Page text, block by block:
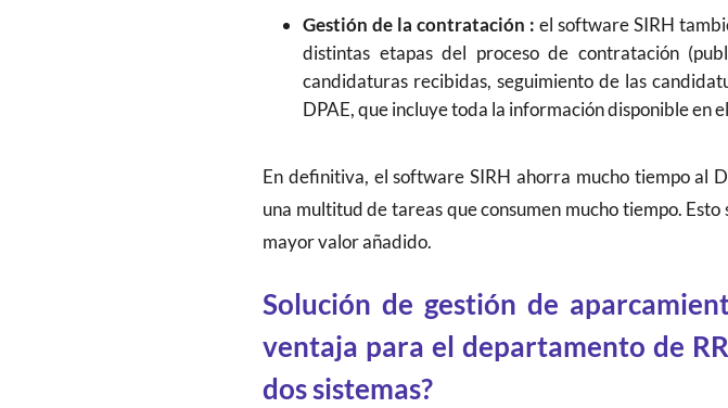
Gestión de la contratación : el software SIRH
distintas etapas del proceso de contratación
candidaturas recibidas, seguimiento de las
DPAE, que incluye toda la información disponible en
En definitiva, el software SIRH ahorra mucho tiempo al
una multitud de tareas que consumen mucho tiempo.
mayor valor añadido.
Solución de gestión de
ventaja para el departamento de
dos sistemas?